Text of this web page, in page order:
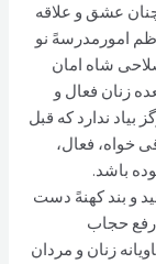
عشق و علاقه
امورمدرسهً نو
شاه امان
زنان فعال و
بیاد ندارد که قبل
خواه، فعال،
باشد.
و بند کهنهً دست
رفع حجاب
زنان و مردان